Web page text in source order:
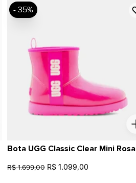
Bota UGG Classic Clear Mini Rosa
R$ 1.699,00 R$ 1.099,00
- 35%